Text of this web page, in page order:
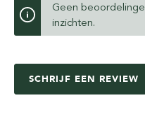
Geen
inzichten.
SCHRIJF EEN REVIEW